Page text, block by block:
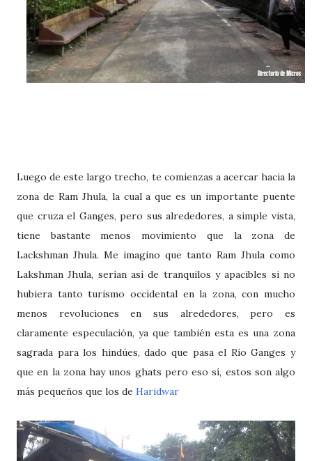
Luego de este largo trecho, te comienzas a acercar hacia la
zona de Ram Jhula, la cual a que es un importante puente
que cruza el Ganges, pero sus alrededores, a simple vista,
tiene bastante menos movimiento que la zona de
Lackshman Jhula. Me imagino que tanto Ram Jhula como
Lakshman Jhula, serían así de tranquilos y apacibles si no
hubiera tanto turismo occidental en la zona, con mucho
menos revoluciones en sus alrededores, pero es
claramente especulación, ya que también esta es una zona
sagrada para los hindúes, dado que pasa el Río Ganges y
que en la zona hay unos ghats pero eso sí, estos son algo
más pequeños que los de Haridwar